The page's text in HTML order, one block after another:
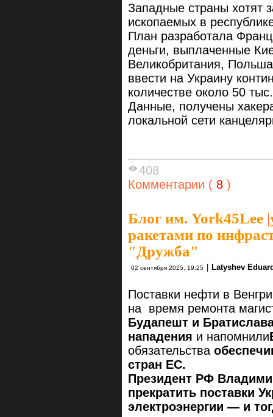
Западные страны хотят
ископаемых в
План разработала
деньги, выплаченные
Великобритания,
ввести на Украину
количестве около 50
Данные, получены
локальной сети
408
Комментарии ( 8 )
Блог им. York45Lee |
ракетами по
"Дружба"
02 сентября 2025, 19:25 Latyshev
Поставки нефти в
на время ремонта
Будапешт и
нападения и напомнили
обязательства
стран ЕС.
Президент РФ
прекратить поставки
электроэнергии — и